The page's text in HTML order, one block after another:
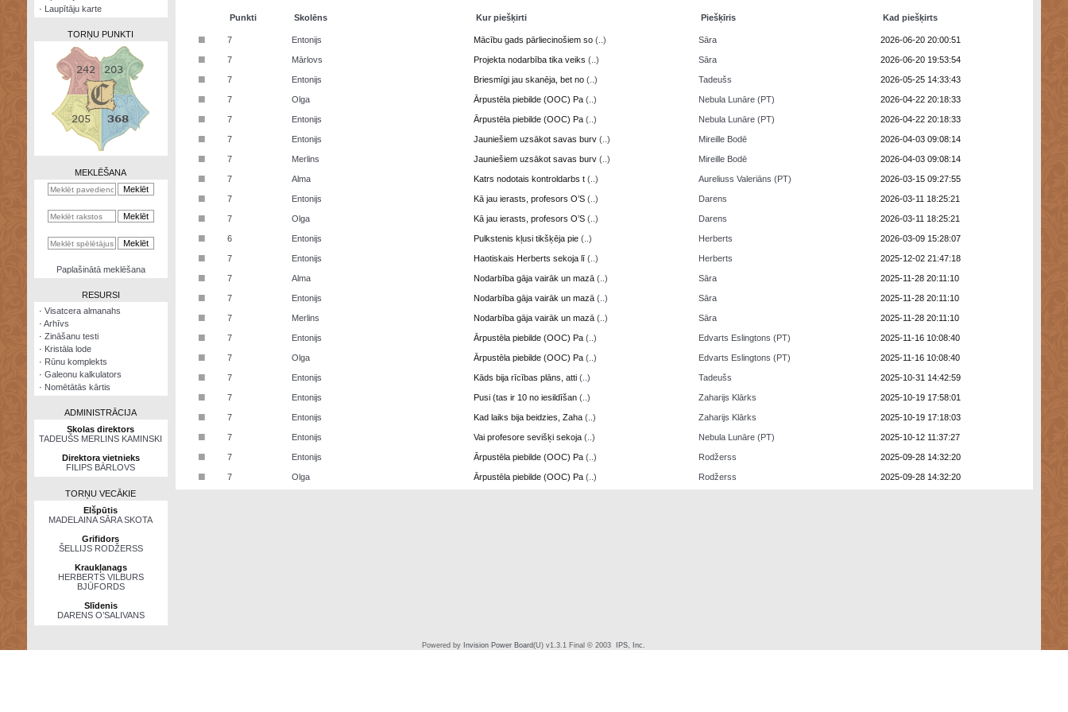
kalkulators
· Laupītāju karte
TORŅU PUNKTI
MEKLĒŠANA
Paplašinātā meklēšana
RESURSI
· Visatcera almanahs
· Arhīvs
· Zināšanu testi
· Kristāla lode
· Rūnu komplekts
· Galeonu kalkulators
· Nomētātās kārtis
ADMINISTRĀCIJA
Skolas direktors
TADEUŠS MERLINS KAMINSKI
Direktora vietnieks
FILIPS BĀRLOVS
TORŅU VECĀKIE
Elšpūtis
MADELAINA SĀRA SKOTA
Grifidors
ŠELLIJS RODŽERSS
Kraukļanags
HERBERTS VILBURS
BJŪFORDS
Slīdenis
DARENS O’SALIVANS
Punkti Skolēns Kur piešķirti Piešķīris Kad piešķirts
■ 7 Entonijs Mācību gads pārliecinošiem so (..) Sāra 2026-06-20 20:00:51
■ 7 Mārlovs Projekta nodarbība tika veiks (..) Sāra 2026-06-20 19:53:54
■ 7 Entonijs Briesmīgi jau skanēja, bet no (..) Tadeušs 2026-05-25 14:33:43
■ 7 Olga Ārpustēla piebilde (OOC) Pa (..) Nebula Lunāre (PT) 2026-04-22 20:18:33
■ 7 Entonijs Ārpustēla piebilde (OOC) Pa (..) Nebula Lunāre (PT) 2026-04-22 20:18:33
■ 7 Entonijs Jauniešiem uzsākot savas burv (..) Mireille Bodē 2026-04-03 09:08:14
■ 7 Merlins Jauniešiem uzsākot savas burv (..) Mireille Bodē 2026-04-03 09:08:14
■ 7 Alma Katrs nodotais kontroldarbs t (..) Aureliuss Valeriāns (PT) 2026-03-15 09:27:55
■ 7 Entonijs Kā jau ierasts, profesors O’S (..) Darens 2026-03-11 18:25:21
■ 7 Olga Kā jau ierasts, profesors O’S (..) Darens 2026-03-11 18:25:21
■ 6 Entonijs Pulkstenis kļusi tikšķēja pie (..) Herberts 2026-03-09 15:28:07
■ 7 Entonijs Haotiskais Herberts sekoja lī (..) Herberts 2025-12-02 21:47:18
■ 7 Alma Nodarbība gāja vairāk un mazā (..) Sāra 2025-11-28 20:11:10
■ 7 Entonijs Nodarbība gāja vairāk un mazā (..) Sāra 2025-11-28 20:11:10
■ 7 Merlins Nodarbība gāja vairāk un mazā (..) Sāra 2025-11-28 20:11:10
■ 7 Entonijs Ārpustēla piebilde (OOC) Pa (..) Edvarts Eslingtons (PT) 2025-11-16 10:08:40
■ 7 Olga Ārpustēla piebilde (OOC) Pa (..) Edvarts Eslingtons (PT) 2025-11-16 10:08:40
■ 7 Entonijs Kāds bija rīcības plāns, atti (..) Tadeušs 2025-10-31 14:42:59
■ 7 Entonijs Pusi (tas ir 10 no iesildīšan (..) Zaharijs Klārks 2025-10-19 17:58:01
■ 7 Entonijs Kad laiks bija beidzies, Zaha (..) Zaharijs Klārks 2025-10-19 17:18:03
■ 7 Entonijs Vai profesore sevišķi sekoja (..) Nebula Lunāre (PT) 2025-10-12 11:37:27
■ 7 Entonijs Ārpustēla piebilde (OOC) Pa (..) Rodžerss 2025-09-28 14:32:20
■ 7 Olga Ārpustēla piebilde (OOC) Pa (..) Rodžerss 2025-09-28 14:32:20
Powered by Invision Power Board(U) v1.3.1 Final © 2003 IPS, Inc.